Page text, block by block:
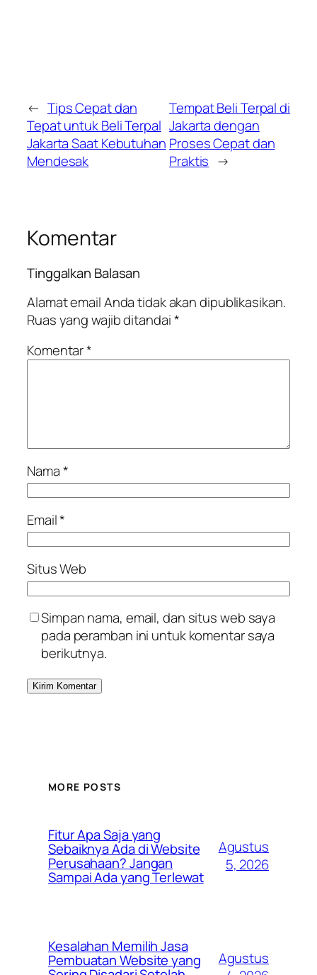
← Tips Cepat dan
Tepat untuk Beli Terpal
Jakarta Saat Kebutuhan
Mendesak
Tempat Beli Terpal di
Jakarta dengan
Proses Cepat dan
Praktis →
Komentar
Tinggalkan Balasan
Alamat email Anda tidak akan dipublikasikan.
Ruas yang wajib ditandai*
Komentar*
Nama*
Email*
Situs Web
Simpan nama, email, dan situs web saya
pada peramban ini untuk komentar saya
berikutnya.
MORE POSTS
Fitur Apa Saja yang
Sebaiknya Ada di Website
Perusahaan? Jangan
Sampai Ada yang Terlewat
Agustus
5, 2026
Kesalahan Memilih Jasa
Pembuatan Website yang
Agustus